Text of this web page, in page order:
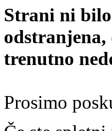
Strani ni
odstranjena,
trenutno
Prosimo